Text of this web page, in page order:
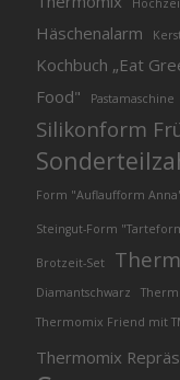
Häschenalarm
Kochbuch „Eat
Food"
Pastamaschine
Silikonform
Form "Auflaufform
Steingut-Form
Brotzeit-Set
Diamantschwarz
Thermomix Friend mit
Thermomix